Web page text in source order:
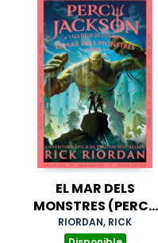
EL MAR DELS
MONSTRES (PERCY
JACKSON I ELS DÉUS
RIORDAN, RICK